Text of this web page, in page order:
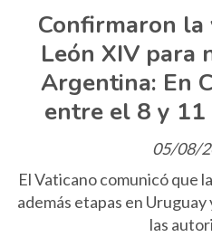
Confirmaron la
León XIV para
Argentina: En
entre el 8 y
05/08/
El Vaticano comunicó que
además etapas en
las